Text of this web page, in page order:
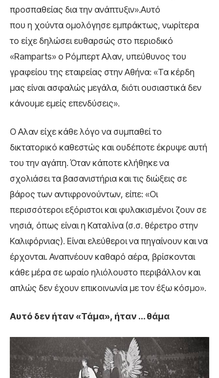
προσπαθείας δια την ανάπτυξιν».Αυτό
που η χούντα ομολόγησε εμπράκτως, νωρίτερα
το είχε δηλώσει ευθαρσώς στο περιοδικό
«Ramparts» ο Ρόμπερτ Αλαν, υπεύθυνος του
γραφείου της εταιρείας στην Αθήνα: «Τα κέρδη
μας είναι ασφαλώς μεγάλα, διότι ουσιαστικά δεν
κάνουμε εμείς επενδύσεις».
Ο Αλαν είχε κάθε λόγο να συμπαθεί το
δικτατορικό καθεστώς και ουδέποτε έκρυψε αυτή
του την αγάπη. Όταν κάποτε κλήθηκε να
σχολιάσει τα βασανιστήρια και τις διώξεις σε
βάρος των αντιφρονούντων, είπε: «Οι
περισσότεροι εξόριστοι και φυλακισμένοι ζουν σε
νησιά, όπως είναι η Καταλίνα (σ.σ. θέρετρο στην
Καλιφόρνιας). Είναι ελεύθεροι να πηγαίνουν και να
έρχονται. Αναπνέουν καθαρό αέρα, βρίσκονται
κάθε μέρα σε ωραίο ηλιόλουστο περιβάλλον και
απλώς δεν έχουν επικοινωνία με τον έξω κόσμο».
Αυτό δεν ήταν «Τάμα», ήταν … θάμα